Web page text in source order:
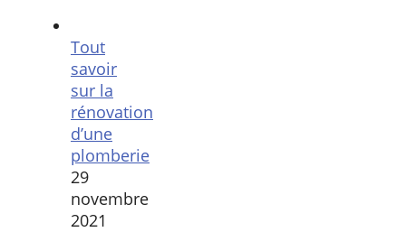
Tout
savoir
sur la
rénovation
d’une
plomberie
29
novembre
2021